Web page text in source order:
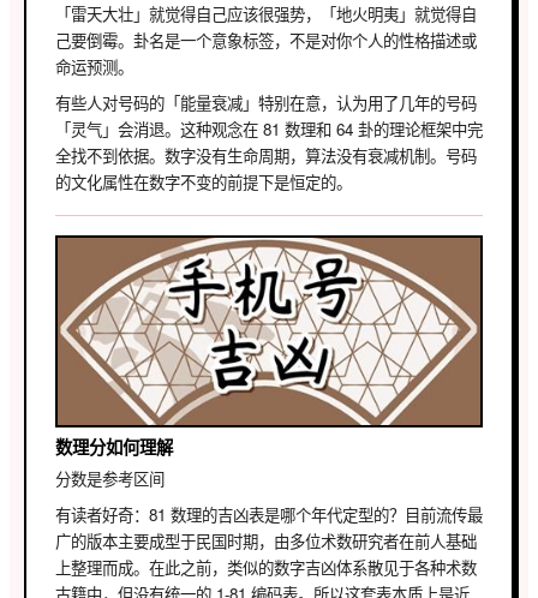
「雷天大壮」就觉得自己应该很强势，「地火明夷」就觉得自
己要倒霉。卦名是一个意象标签，不是对你个人的性格描述或
命运预测。
有些人对号码的「能量衰减」特别在意，认为用了几年的号码
「灵气」会消退。这种观念在 81 数理和 64 卦的理论框架中完
全找不到依据。数字没有生命周期，算法没有衰减机制。号码
的文化属性在数字不变的前提下是恒定的。
数理分如何理解
分数是参考区间
有读者好奇：81 数理的吉凶表是哪个年代定型的？目前流传最
广的版本主要成型于民国时期，由多位术数研究者在前人基础
上整理而成。在此之前，类似的数字吉凶体系散见于各种术数